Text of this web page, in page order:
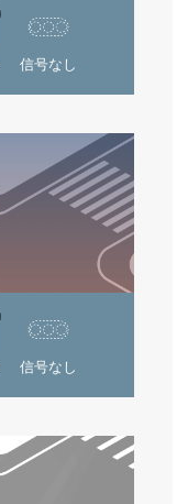
信号なし
信号なし